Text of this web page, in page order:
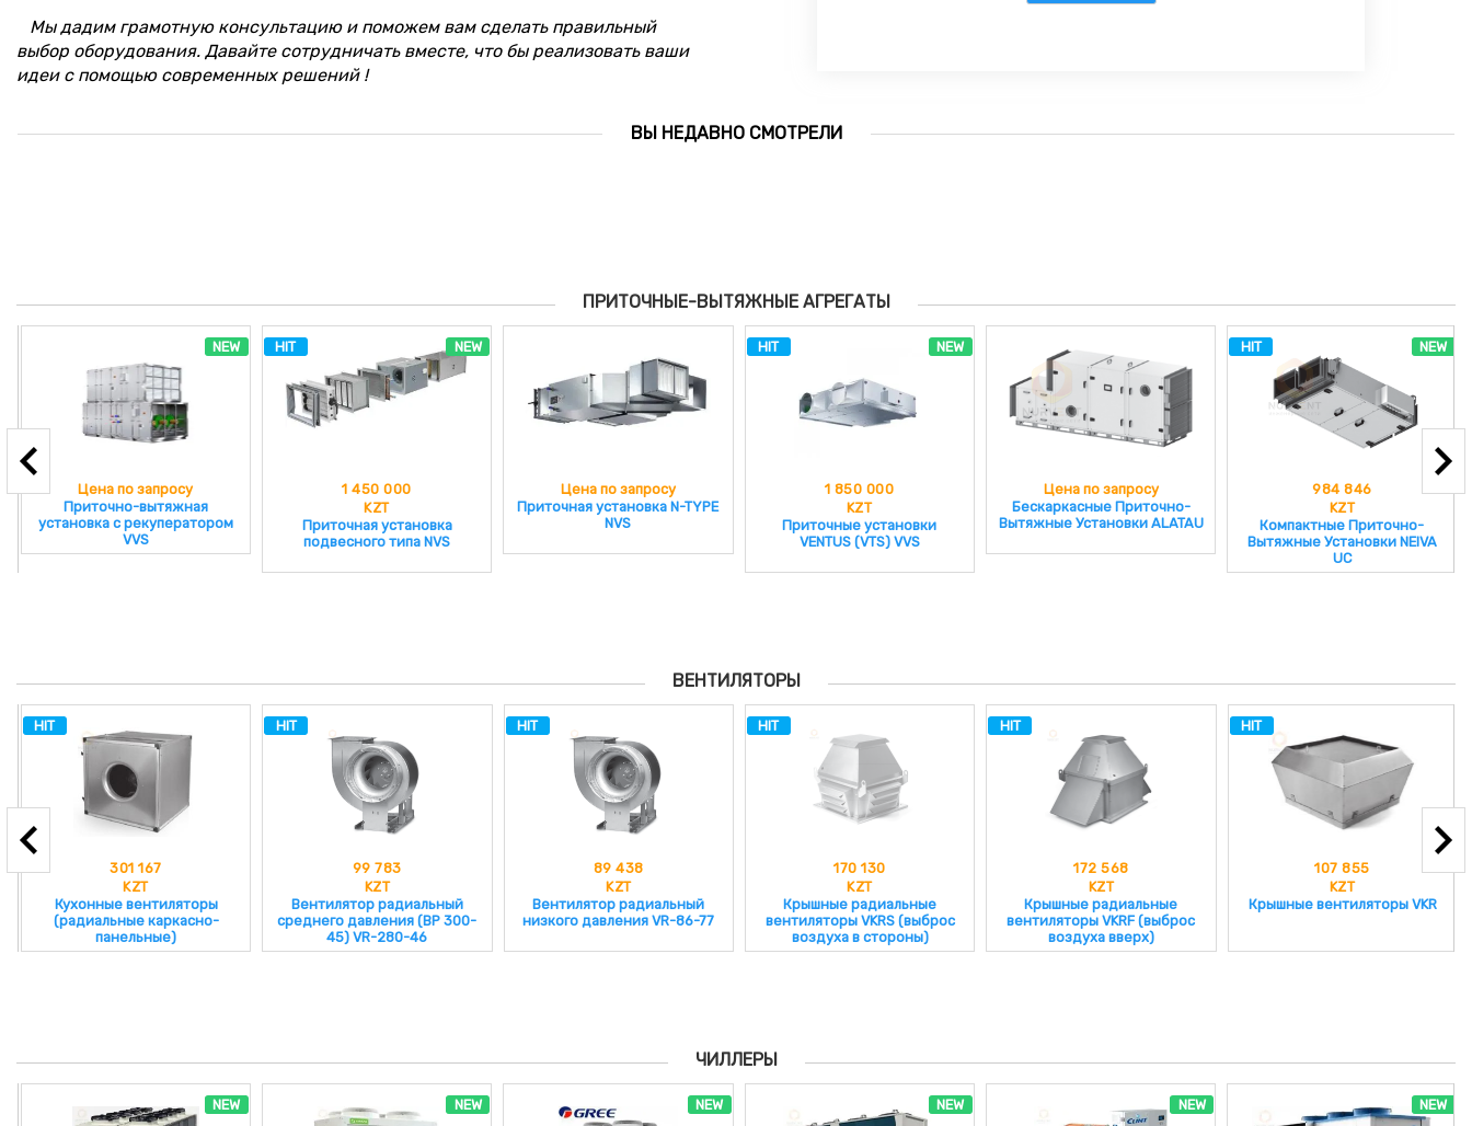
Мы дадим грамотную консультацию и поможем вам сделать правильный
выбор оборудования. Давайте сотрудничать вместе, что бы реализовать ваши
идеи с помощью современных решений !
ВЫ НЕДАВНО СМОТРЕЛИ
ПРИТОЧНЫЕ-ВЫТЯЖНЫЕ АГРЕГАТЫ
NEW
Цена по запросу
Приточно-вытяжная
установка с рекуператором
VVS
NEW
HIT
1 450 000
KZT
Приточная установка
подвесного типа NVS
Цена по запросу
Приточная установка N-TYPE
NVS
NEW
HIT
1 850 000
KZT
Приточные установки
VENTUS (VTS) VVS
Цена по запросу
Бескаркасные Приточно-
Вытяжные Установки ALATAU
NEW
HIT
984 846
KZT
Компактные Приточно-
Вытяжные Установки NEIVA
UC
ВЕНТИЛЯТОРЫ
HIT
301 167
KZT
Кухонные вентиляторы
(радиальные каркасно-
панельные)
HIT
99 783
KZT
Вентилятор радиальный
среднего давления (ВР 300-
45) VR-280-46
HIT
89 438
KZT
Вентилятор радиальный
низкого давления VR-86-77
HIT
170 130
KZT
Крышные радиальные
вентиляторы VKRS (выброс
воздуха в стороны)
HIT
172 568
KZT
Крышные радиальные
вентиляторы VKRF (выброс
воздуха вверх)
HIT
107 855
KZT
Крышные вентиляторы VKR
ЧИЛЛЕРЫ
NEW NEW NEW NEW NEW NEW